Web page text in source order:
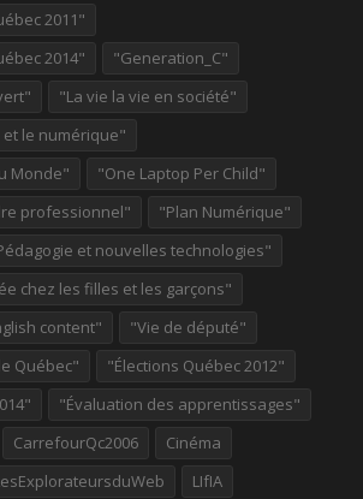
2011"
2014"
"Generation_C"
"La vie la vie en société"
le numérique"
Monde"
"One Laptop Per Child"
professionnel"
"Plan Numérique"
et nouvelles technologies"
chez les filles et les garçons"
content"
"Vie de député"
Québec"
"Élections Québec 2012"
"Évaluation des apprentissages"
CarrefourQc2006
Cinéma
LIfIA